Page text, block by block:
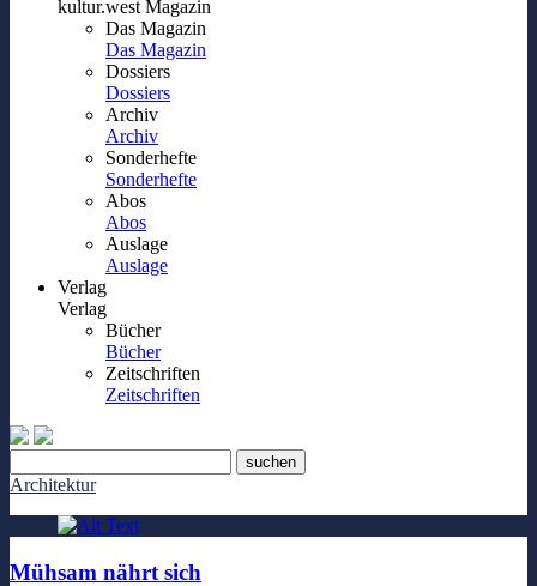
kultur.west Magazin
Das Magazin
Das Magazin
Dossiers
Dossiers
Archiv
Archiv
Sonderhefte
Sonderhefte
Abos
Abos
Auslage
Auslage
Verlag
Verlag
Bücher
Bücher
Zeitschriften
Zeitschriften
Architektur
Mühsam nährt sich